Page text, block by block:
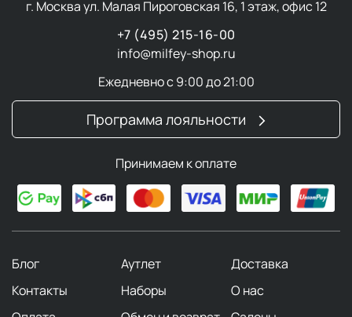
г. Москва ул. Малая Пироговская 16, 1 этаж, офис 12
+7 (495) 215-16-00
info@milfey-shop.ru
Ежедневно с 9:00 до 21:00
Программа лояльности
Принимаем к оплате
Блог Аутлет
Доставка
Контакты
Наборы
О нас